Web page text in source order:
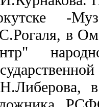
-
в